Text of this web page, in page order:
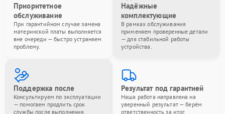
Приоритетное
обслуживание
При гарантийном случае замена
материнской платы выполняется
вне очереди — быстро устраняем
проблему.
Надёжные
комплектующие
В рамках обслуживания
применяем проверенные детали
— для стабильной работы
устройства.
Поддержка после
Консультируем по эксплуатации
— помогаем продлить срок
службы после выполнения
Результат под гарантией
Наша работа направлена на
уверенный результат — берём
ответственность за итог.